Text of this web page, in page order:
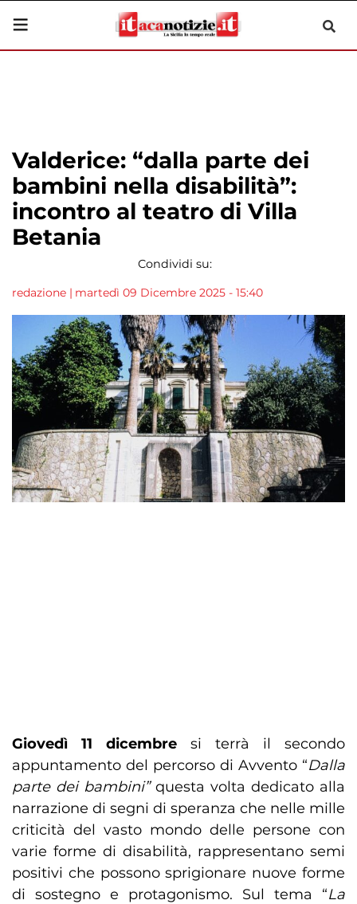
Valderice: “dalla parte dei
bambini nella disabilità”:
incontro al teatro di Villa
Betania
Condividi su:
redazione | martedì 09 Dicembre 2025 - 15:40
Giovedì 11 dicembre si terrà il secondo
appuntamento del percorso di Avvento “Dalla
parte dei bambini”questa volta dedicato alla
narrazione di segni di speranza che nelle mille
criticità del vasto mondo delle persone con
varie forme di disabilità, rappresentano semi
positivi che possono sprigionare nuove forme
di sostegno e protagonismo. Sul tema “La